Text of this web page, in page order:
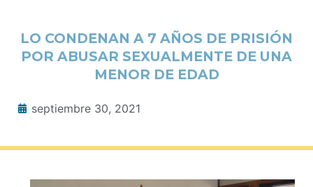
LO CONDENAN A 7 AÑOS DE PRISIÓN
POR ABUSAR SEXUALMENTE DE UNA
MENOR DE EDAD
septiembre 30, 2021